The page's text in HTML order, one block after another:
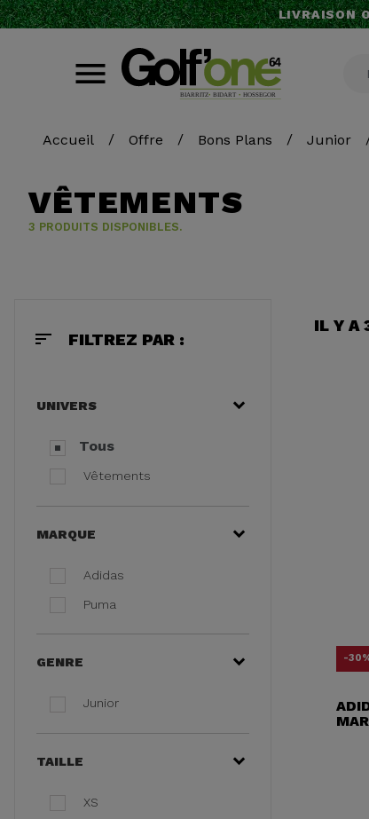
LIVRAISON
Accueil Offre Bons Plans Junior
VÊTEMENTS
3 PRODUITS DISPONIBLES.
sort FILTREZ PAR :
UNIVERS
Tous
Vêtements
MARQUE
Adidas
Puma
GENRE
Junior
TAILLE
XS
IL Y A
-